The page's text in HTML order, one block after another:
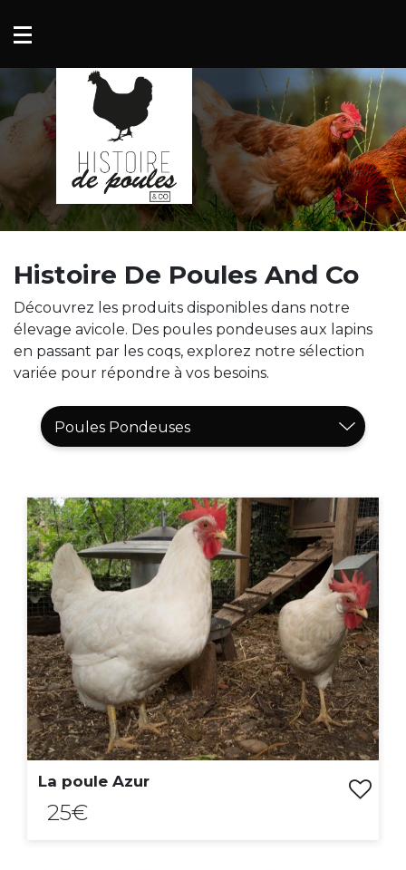
Mon compte
Mes favoris
Histoire De Poules And Co
Découvrez les produits disponibles dans notre
élevage avicole. Des poules pondeuses aux lapins
en passant par les coqs, explorez notre sélection
variée pour répondre à vos besoins.
La poule Azur
25€